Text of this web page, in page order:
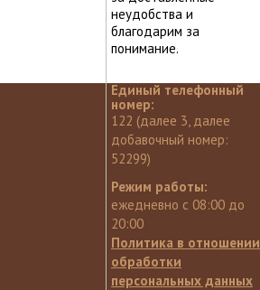
неудобства и
благодарим за
понимание.
Единый телефонный
номер:
122 (далее 3, далее
добавочный номер:
52299)
Режим работы:
ежедневно с 08:00 до
20:00
Политика в отношении
обработки
персональных данных